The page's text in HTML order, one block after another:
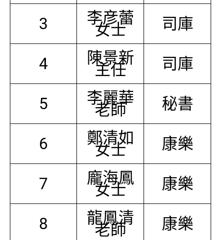
3 李彦蕾
女士 司庫
4 陳景新
主任 司庫
5 李麗華
老師 秘書
6 鄭清如
女士 康樂
7 龐海鳳
女士 康樂
8 龍鳳清
老師 康樂